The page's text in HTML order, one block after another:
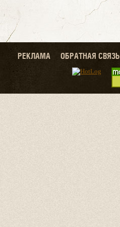
РЕКЛАМА ОБРАТНАЯ СВЯЗЬ